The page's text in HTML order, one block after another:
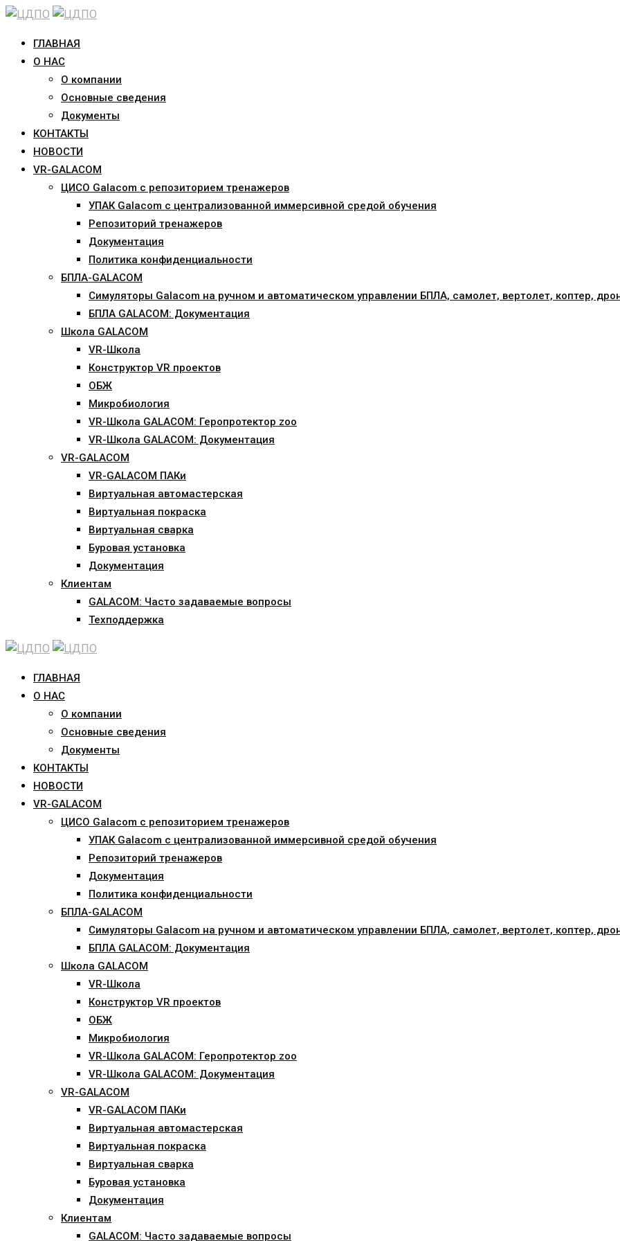
Skip
contentГЛАВНАЯ
О НАС
О компании
Основные сведения
Документы
КОНТАКТЫ
НОВОСТИ
VR-GALACOM
ЦИСО Galacom с репозиторием тренажеров
УПАК Galacom с централизованной иммерсивной средой обучения
Репозиторий тренажеров
Документация
Политика конфиденциальности
БПЛА-GALACOM
Симуляторы Galacom на ручном и автоматическом управлении БПЛА, самолет, вертолет, коптер,
БПЛА GALACOM: Документация
Школа GALACOM
VR-Школа
Конструктор VR проектов
ОБЖ
Микробиология
VR-Школа GALACOM: Геропротектор zoo
VR-Школа GALACOM: Документация
VR-GALACOM
VR-GALACOM ПАКи
Виртуальная автомастерская
Виртуальная покраска
Виртуальная сварка
Буровая установка
Документация
Клиентам
GALACOM: Часто задаваемые вопросы
Техподдержка
ГЛАВНАЯ
О НАС
О компании
Основные сведения
Документы
КОНТАКТЫ
НОВОСТИ
VR-GALACOM
ЦИСО Galacom с репозиторием тренажеров
УПАК Galacom с централизованной иммерсивной средой обучения
Репозиторий тренажеров
Документация
Политика конфиденциальности
БПЛА-GALACOM
Симуляторы Galacom на ручном и автоматическом управлении БПЛА, самолет, вертолет, коптер,
БПЛА GALACOM: Документация
Школа GALACOM
VR-Школа
Конструктор VR проектов
ОБЖ
Микробиология
VR-Школа GALACOM: Геропротектор zoo
VR-Школа GALACOM: Документация
VR-GALACOM
VR-GALACOM ПАКи
Виртуальная автомастерская
Виртуальная покраска
Виртуальная сварка
Буровая установка
Документация
Клиентам
GALACOM: Часто задаваемые вопросы